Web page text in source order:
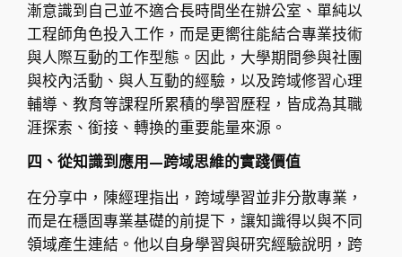
漸意識到自己並不適合長時間坐在辦公室、單純以
工程師角色投入工作，而是更嚮往能結合專業技術
與人際互動的工作型態。因此，大學期間參與社團
與校內活動、與人互動的經驗，以及跨域修習心理
輔導、教育等課程所累積的學習歷程，皆成為其職
涯探索、銜接、轉換的重要能量來源。
四、從知識到應用—跨域思維的實踐價值
在分享中，陳經理指出，跨域學習並非分散專業，
而是在穩固專業基礎的前提下，讓知識得以與不同
領域產生連結。他以自身學習與研究經驗說明，跨